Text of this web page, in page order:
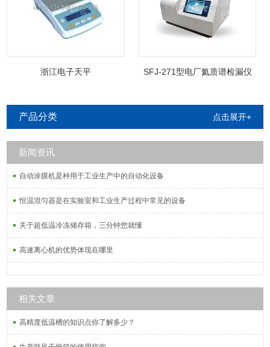
浙江电子天平 SFJ-271型电厂氦质谱检漏仪
产品分类 点击展开+
新闻资讯
自动涂膜机是种用于工业生产中的自动化设备
恒温混匀器是在实验室和工业生产过程中常见的设备
关于超低温冷冻储存箱，三分钟您就懂
高速离心机的优势体现在哪里
相关文章
高精度低温槽的知识点你了解多少？